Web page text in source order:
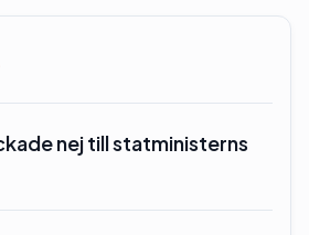
nej till statministerns